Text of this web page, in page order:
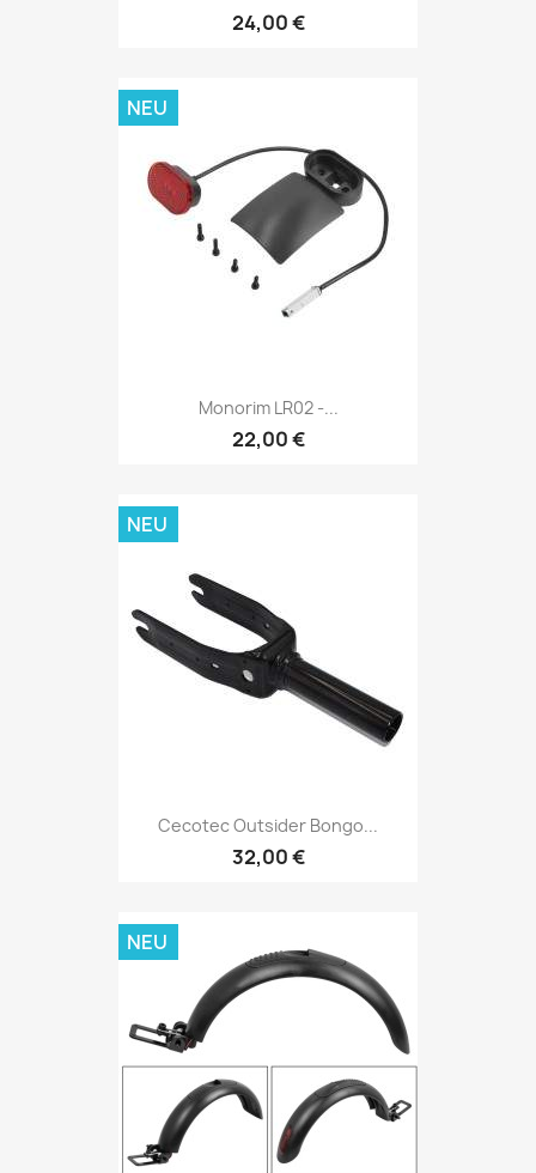
24,00 €
Monorim LR02 -...
22,00 €
NEU
Cecotec Outsider Bongo...
32,00 €
NEU
NEU